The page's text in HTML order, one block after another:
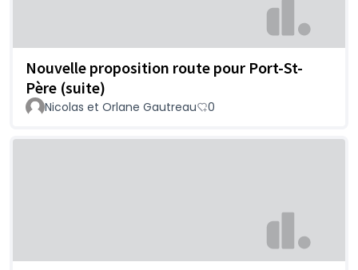
Nouvelle proposition route pour Port-St-
Père (suite)
Nicolas et Orlane Gautreau 0